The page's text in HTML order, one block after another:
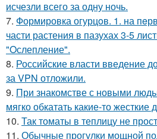
исчезли всего за одну ночь.
7. Формировка огурцoв. 1. на
части растения в пазухах 3-5
"Oслепление".
8. Российские власти введение
за VPN отложили.
9. При знакомстве с новыми
мягко обкатать какие-то жесткие
10. Так томаты в теплицу не
11. Обычные прогулки мощной